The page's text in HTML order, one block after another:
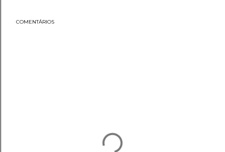
COMENTÁRIOS